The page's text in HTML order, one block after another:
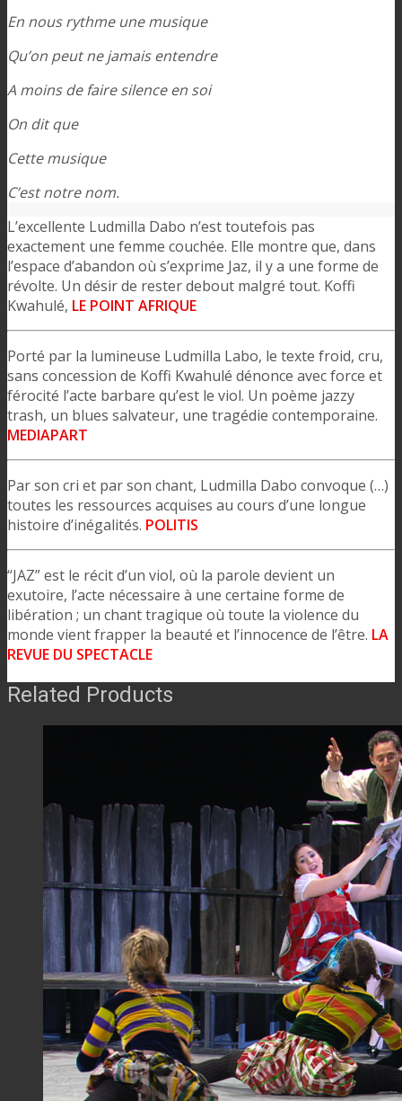
En nous rythme une musique
Qu’on peut ne jamais entendre
A moins de faire silence en soi
On dit que
Cette musique
C’est notre nom.
L’excellente Ludmilla Dabo n’est toutefois pas
exactement une femme couchée. Elle montre que, dans
l’espace d’abandon où s’exprime Jaz, il y a une forme de
révolte. Un désir de rester debout malgré tout. Koffi
Kwahulé, LE POINT AFRIQUE
Porté par la lumineuse Ludmilla Labo, le texte froid, cru,
sans concession de Koffi Kwahulé dénonce avec force et
férocité l’acte barbare qu’est le viol. Un poème jazzy
trash, un blues salvateur, une tragédie contemporaine.
MEDIAPART
Par son cri et par son chant, Ludmilla Dabo convoque (…)
toutes les ressources acquises au cours d’une longue
histoire d’inégalités. POLITIS
“JAZ” est le récit d’un viol, où la parole devient un
exutoire, l’acte nécessaire à une certaine forme de
libération ; un chant tragique où toute la violence du
monde vient frapper la beauté et l’innocence de l’être. LA
REVUE DU SPECTACLE
Related Products